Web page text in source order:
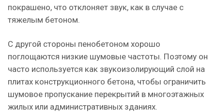
покрашено, что отклоняет звук, как в случае с
тяжелым бетоном.
С другой стороны пенобетоном хорошо
поглощаются низкие шумовые частоты. Поэтому он
часто используется как звукоизолирующий слой на
плитах конструкционного бетона, чтобы ограничить
шумовое пропускание перекрытий в многоэтажных
жилых или административных зданиях.